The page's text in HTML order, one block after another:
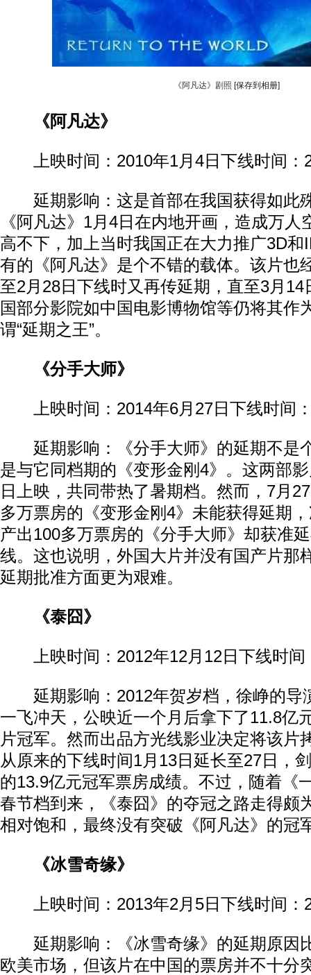
《阿凡达》剧照 [保存到相册]
《阿凡达》
上映时间：2010年1月4日下线时间：
延期影响：这是首部在我国获得如此
《阿凡达》1月4日在内地开画，造成万
高不下，加上当时我国正在大力推广3D
有的《阿凡达》是个不错的载体。该片也
至2月28日下线时又再传延期，直至3月14
国部分影院如中国电影博物馆等仍将其作
谓“延期之王”。
《分手大师》
上映时间：2014年6月27日下线时间
延期影响：《分手大师》的延期不是
是与它同档期的《变形金刚4》。这两部
日上映，共同带热了暑期档。然而，7月
多万票房的《变形金刚4》未能获得延期
产出100多万票房的《分手大师》却获准
线。这也说明，外国大片并没有国产片那
延期批准方面更为艰难。
《泰囧》
上映时间：2012年12月12日下线时间
延期影响：2012年贺岁档，徐峥的导
一飞冲天，公映近一个月后拿下了11.8亿
片冠军。然而出品方光线影业决定将该片
从原来的下线时间1月13日延长至27日，
的13.9亿元冠军票房成绩。不过，随着《
春节档到来，《泰囧》的夺冠之路走得颇
相对饱和，最终没有突破《阿凡达》的冠
《冰雪奇缘》
上映时间：2013年2月5日下线时间：
延期影响：《冰雪奇缘》的延期原因
欧美市场，但该片在中国的票房并不十分